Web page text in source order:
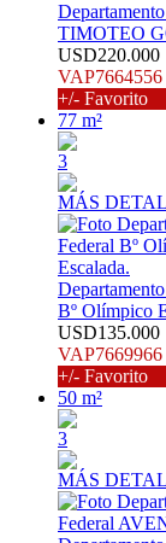
TIMOTEO
USD220.000
VAP7664556
+/- Favorito
77 m²
3
MÁS
Bº Olímpico
USD135.000
VAP7669966
+/- Favorito
50 m²
3
MÁS